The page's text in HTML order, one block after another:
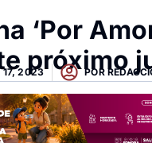
‘Por
próximo
17, 2023 POR